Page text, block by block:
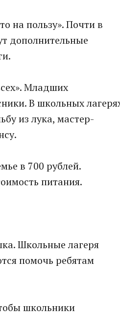
на пользу». Почти в
дополнительные
Младших
В школьных
из лука, мастер-
в 700 рублей.
питания.
Школьные лагеря
помочь ребятам
школьники